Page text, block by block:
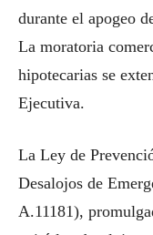
durante el apogeo
La moratoria
hipotecarias se
Ejecutiva.
La Ley de
Desalojos de
A.11181),